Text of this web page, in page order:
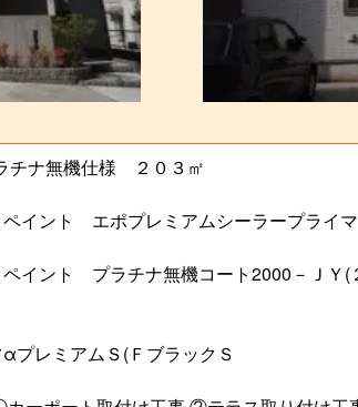
チナ無機仕様 ２０３㎡
イント エポプレミアムシーラープライ
イント プラチナ無機コート2000－ＪＹ(
レミアムＳ(ＦブラックＳ